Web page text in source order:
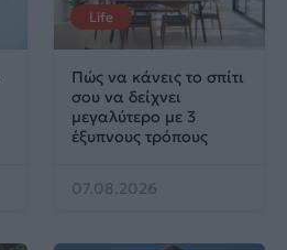
Life
Πώς να κάνεις το σπίτι
σου να δείχνει
μεγαλύτερο με 3
έξυπνους τρόπους
07.08.2026